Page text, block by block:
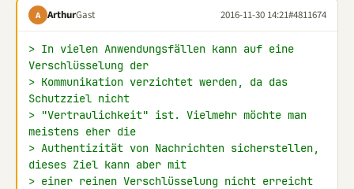
A ArthurGast 2016-11-30 14:21#4811674
> In vielen Anwendungsfällen kann auf eine
Verschlüsselung der
> Kommunikation verzichtet werden, da das
Schutzziel nicht
> "Vertraulichkeit" ist. Vielmehr möchte man
meistens eher die
> Authentizität von Nachrichten sicherstellen,
dieses Ziel kann aber mit
> einer reinen Verschlüsselung nicht erreicht